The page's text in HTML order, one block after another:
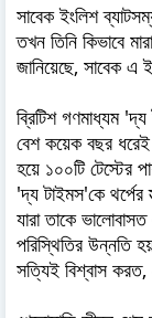
সাবেক ইংলিশ
তখন তিনি কিভাবে
জানিয়েছে, সাবেক এ
ব্রিটিশ গণমাধ্যম 'দ্য
বেশ কয়েক বছর ধরেই
হয়ে ১০০টি টেস্টের
'দ্য টাইমস'কে থর্পের
যারা তাকে
পরিস্থিতির উন্নতি
সত্যিই বিশ্বাস